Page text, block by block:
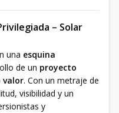
– Solar
una esquina
de un proyecto
valor. Con un metraje de
visibilidad y un
y